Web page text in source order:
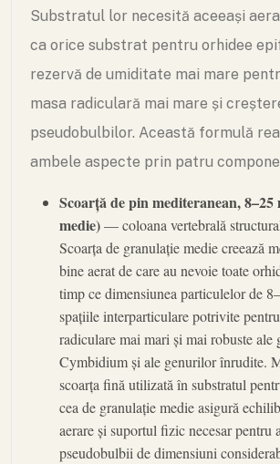
Substratul lor necesită aceeași
ca orice substrat pentru orhidee
rezervă de umiditate mai mare
masa radiculară mai mare și
pseudobulbilor. Această formulă
ambele aspecte prin patru
Scoarță de pin mediteranean,
medie)— coloana vertebrală
Scoarța de granulație medie creează
bine aerat de care au nevoie toate
timp ce dimensiunea particulelor de
spațiile interparticulare potrivite
radiculare mai mari și mai robuste ale
Cymbidium și ale genurilor înrudite.
scoarța fină utilizată în substratul
cea de granulație medie asigură
aerare și suportul fizic necesar pentru
pseudobulbii de dimensiuni